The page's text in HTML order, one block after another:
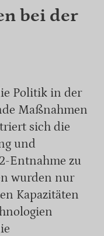
bei der
Politik in der
Maßnahmen
sich die
und
Entnahme zu
wurden nur
Kapazitäten